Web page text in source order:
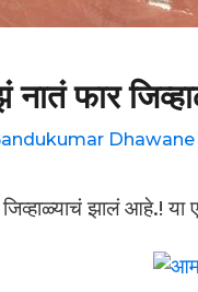
फार
Dhawane
झालं आहे.!